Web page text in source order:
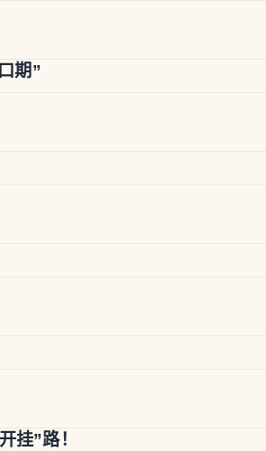
期”
挂”路！